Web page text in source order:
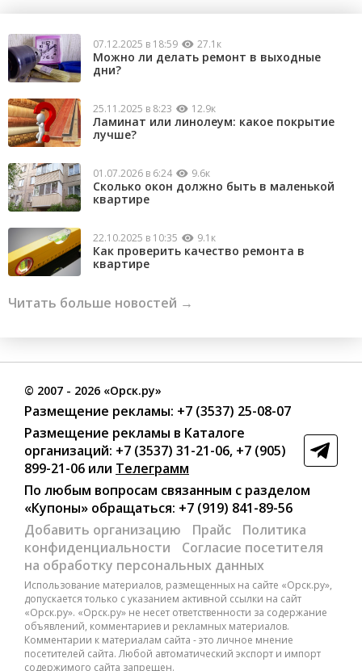
07.12.2025 в 18:59 27.1к
Можно ли делать ремонт в выходные
дни?
25.11.2025 в 8:23 12.9к
Ламинат или линолеум: какое покрытие
лучше?
01.07.2026 в 6:24 9.6к
Сколько окон должно быть в маленькой
квартире
22.10.2025 в 10:35 9.1к
Как проверить качество ремонта в
квартире
Читать больше новостей →
© 2007 - 2026 «Орск.ру»
Размещение рекламы: +7 (3537) 25-08-07
Размещение рекламы в Каталоге
организаций: +7 (3537) 31-21-06, +7 (905)
899-21-06 или Телеграмм
По любым вопросам связанным с разделом
«Купоны» обращаться: +7 (919) 841-89-56
Добавить организацию
Прайс
Политика
конфиденциальности
Согласие посетителя
на обработку персональных данных
Использование материалов, размещенных на сайте «Орск.ру»,
допускается только с указанием активной ссылки на сайт
«Орск.ру». «Орск.ру» не несет ответственности за содержание
объявлений, комментариев и рекламных материалов.
Комментарии к материалам сайта - это личное мнение
посетителей сайта. Любой автоматический экспорт и импорт
содержимого сайта запрещен.